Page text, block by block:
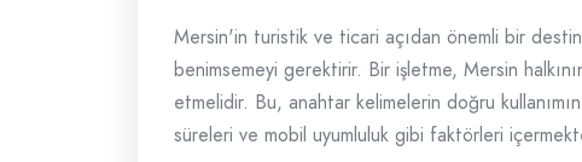
Mersin'in turistik ve ticari açıdan önemli bir
benimsemeyi gerektirir. Bir işletme, Mersin
etmelidir. Bu, anahtar kelimelerin doğru
süreleri ve mobil uyumluluk gibi faktörleri